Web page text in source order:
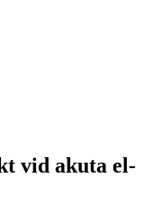
vid akuta el-